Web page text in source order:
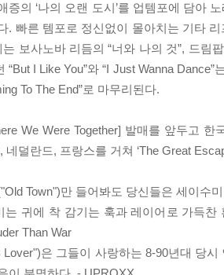
증의 ‘나의 오랜 도시’를 업템포에 담아
. 빠른 템포로 정신없이 몰아치는 기타
는 보사노바 리듬의 “너와 나의 것”, 드림
“But I Like You”와 “I Just Wanna
To The End”로 마무리된다.
We Were Together] 발매를 앞두고
네덜란드, 프랑스를 거쳐 ‘The Great
Town")만 들어봐도 당신들은 세이수
는 귀에 착 감기는 훅과 레이어로 가득
Than War
Lover")은 그들이 사랑하는 8-90년대 당